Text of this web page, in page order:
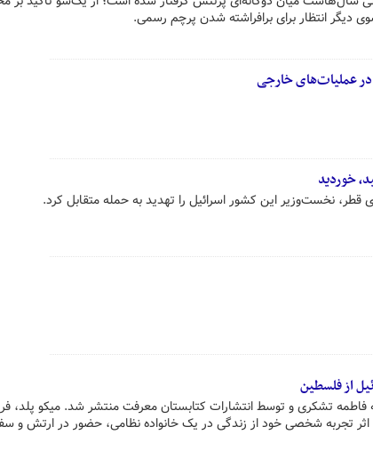
دیگر انتظار برای برافراشته شدن پرچم رسمی.
در عملیات‌های خارجی
خوردید
قطر، نخست‌وزیر این کشور اسرائیل را تهدید به حمله متقابل کرد.
از فلسطین
فاطمه تشکری و توسط انتشارات کتابستان معرفت منتشر شد. میکو پلد،
اثر تجربه شخصی خود از زندگی در یک خانواده نظامی، حضور در ارتش و